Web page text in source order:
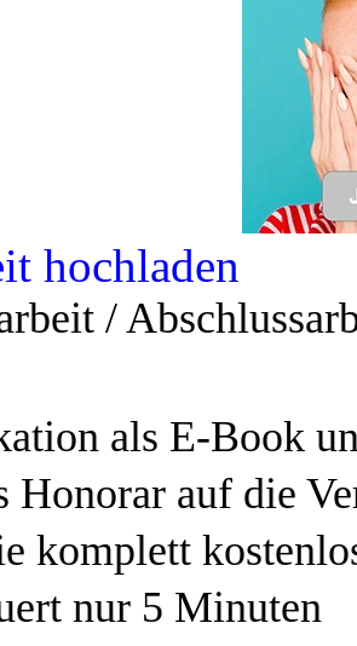
hochladen
/
als E-Book
Honorar auf die
komplett
nur 5 Minuten